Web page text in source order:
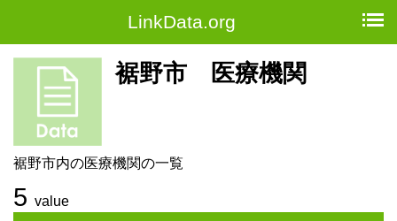
LinkData.org
裾野市 医療機関
裾野市内の医療機関の一覧
5 value